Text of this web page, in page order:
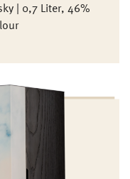
| 0,7 Liter, 46%